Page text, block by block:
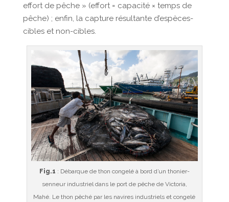
effort de pêche » (effort = capacité × temps de
pêche) ; enfin, la capture résultante d’espèces-
cibles et non-cibles.
Fig.1 : Débarque de thon congelé à bord d’un thonier-
senneur industriel dans le port de pêche de Victoria,
Mahé. Le thon pêché par les navires industriels et congelé